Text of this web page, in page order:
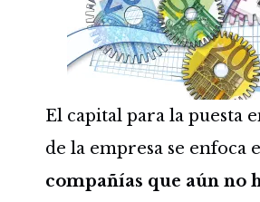
El capital para la puesta
de la empresa se enfoca
compañías que aún no